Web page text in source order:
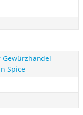
Gewürzhandel
Spice